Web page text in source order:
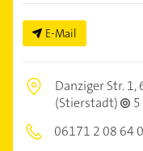
E-Mail
Danziger Str. 1,
(Stierstadt)
06171 2 08 64